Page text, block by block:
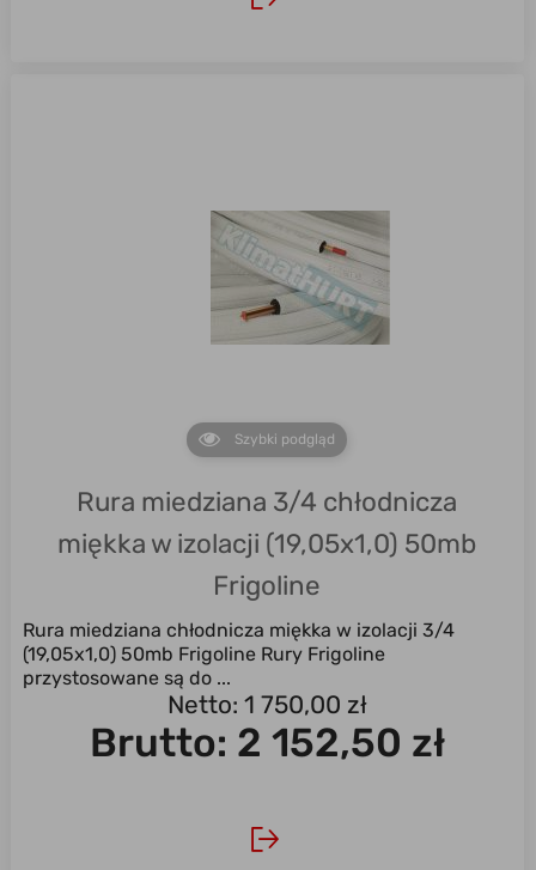
Szybki podgląd
Rura miedziana 3/4 chłodnicza
miękka w izolacji (19,05x1,0) 50mb
Frigoline
Rura miedziana chłodnicza miękka w izolacji 3/4
(19,05x1,0) 50mb Frigoline Rury Frigoline
przystosowane są do ...
Netto: 1 750,00 zł
Brutto: 2 152,50 zł